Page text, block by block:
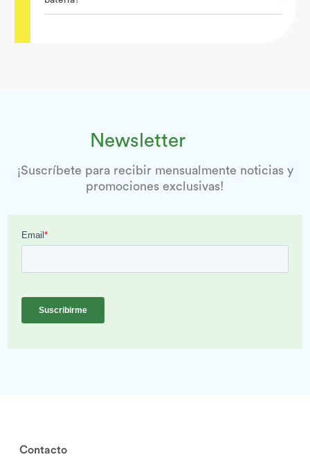
Newsletter
¡Suscríbete para recibir mensualmente noticias y
promociones exclusivas!
Contacto